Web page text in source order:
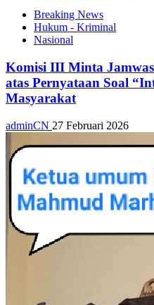
Breaking News
Hukum - Kriminal
Nasional
Komisi III Minta
atas Pernyataan Soal
Masyarakat
adminCN 27 Februari 2026